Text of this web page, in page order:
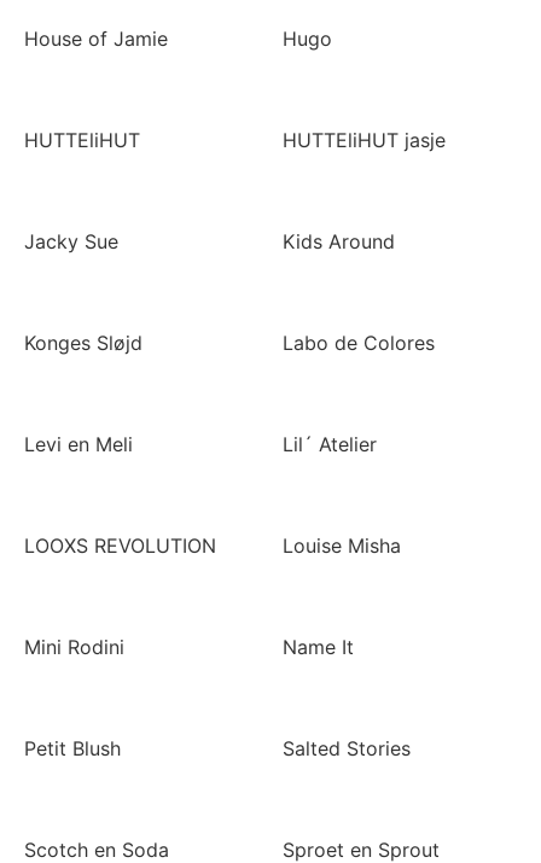
House of Jamie Hugo
HUTTEliHUT HUTTEliHUT jasje
Jacky Sue Kids Around
Konges Sløjd Labo de Colores
Levi en Meli Lil´ Atelier
LOOXS REVOLUTION Louise Misha
Mini Rodini Name It
Petit Blush Salted Stories
Scotch en Soda Sproet en Sprout